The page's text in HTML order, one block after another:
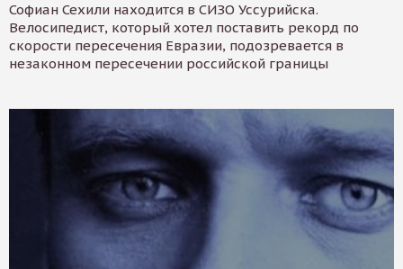
Софиан Сехили находится в СИЗО Уссурийска.
Велосипедист, который хотел поставить рекорд по
скорости пересечения Евразии, подозревается в
незаконном пересечении российской границы